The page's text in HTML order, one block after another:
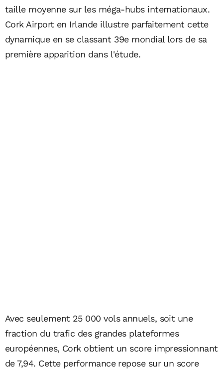
taille moyenne sur les méga-hubs internationaux.
Cork Airport en Irlande illustre parfaitement cette
dynamique en se classant 39e mondial lors de sa
première apparition dans l'étude.
Avec seulement 25 000 vols annuels, soit une
fraction du trafic des grandes plateformes
européennes, Cork obtient un score impressionnant
de 7,94. Cette performance repose sur un score